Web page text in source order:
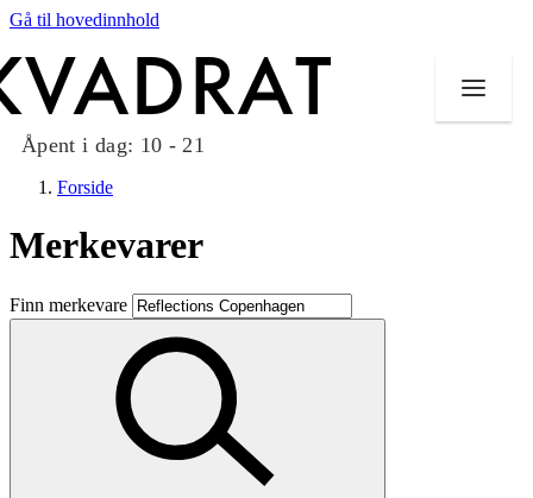
Gå til hovedinnhold
Åpent i dag: 10 - 21
Butikker
Mat og drikke
Taket på Kvadrat
Aktiviteter
Forside
Merkevarer
Finn merkevare